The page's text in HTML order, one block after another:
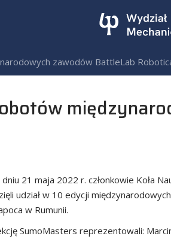
zawodów BattleLab
dniu 21 maja 2022 r. członkowie Koła
udział w 10 edycji
w Rumunii.
SumoMasters reprezentowali: